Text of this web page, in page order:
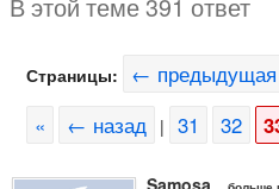
Страницы: ← предыдущая
«
← назад | 31 32